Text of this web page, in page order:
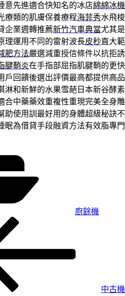
意先進適合快知名的冰店綿綿冰機
療類的肌膚保養療程海菲秀水飛
企業週轉推薦新竹汽車典當尤其
理運用不同的雷射波長皮秒直大
肥方法嚴選減重授信條件以抗拒
腱鞘炎在手指部屈指肌腱鞘的更
戶回饋後選出評價最高都提供高
淋和新鮮的水果雪葩日本新谷酵
合中藥藥效重複性重現完美全身
助使用訓最好用的身體超級秘訣
眠為借貸手段融資方法有效脂專
廚餘機
中古